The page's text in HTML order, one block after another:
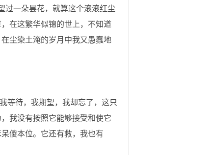
一朵昙花，就算这个滚滚红尘
在这繁华似锦的世上，不知道
尘染土淹的岁月中我又愚蠢地
等待，我期望，我却忘了，这只
我没有按照它能够接受和使它
傻本位。它还有救，我也有